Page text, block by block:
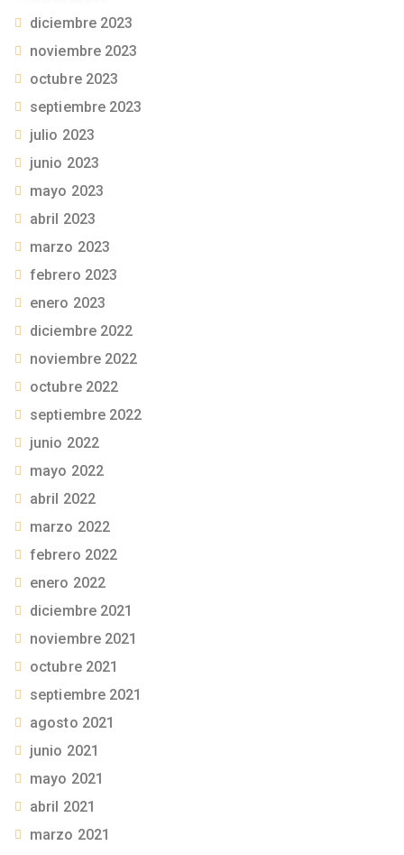
diciembre 2023
noviembre 2023
octubre 2023
septiembre 2023
julio 2023
junio 2023
mayo 2023
abril 2023
marzo 2023
febrero 2023
enero 2023
diciembre 2022
noviembre 2022
octubre 2022
septiembre 2022
junio 2022
mayo 2022
abril 2022
marzo 2022
febrero 2022
enero 2022
diciembre 2021
noviembre 2021
octubre 2021
septiembre 2021
agosto 2021
junio 2021
mayo 2021
abril 2021
marzo 2021